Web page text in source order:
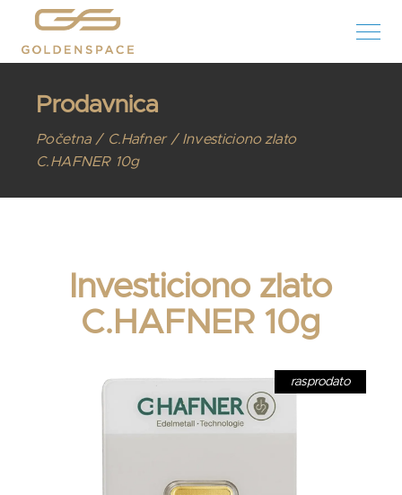
Prodavnica
Početna C.Hafner
Investiciono zlato
C.HAFNER 10g
Investiciono zlato
C.HAFNER 10g
rasprodato